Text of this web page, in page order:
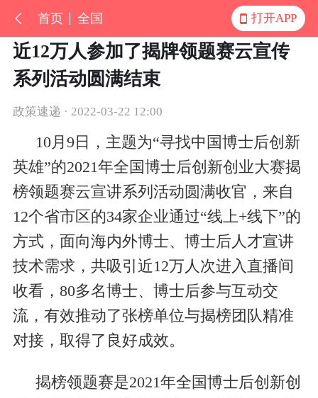
首页 全国 打开APP
近12万人参加了揭牌领题赛云宣传
系列活动圆满结束
政策速递 · 2022-03-22 12:00
10月9日，主题为“寻找中国博士后创新
英雄”的2021年全国博士后创新创业大赛揭
榜领题赛云宣讲系列活动圆满收官，来自
12个省市区的34家企业通过“线上+线下”的
方式，面向海内外博士、博士后人才宣讲
技术需求，共吸引近12万人次进入直播间
收看，80多名博士、博士后参与互动交
流，有效推动了张榜单位与揭榜团队精准
对接，取得了良好成效。
揭榜领题赛是2021年全国博士后创新创